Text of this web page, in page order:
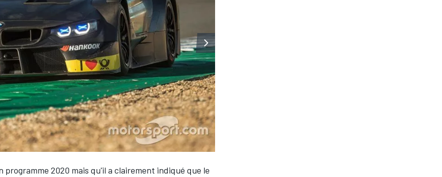
programme 2020 mais qu'il a clairement indiqué que le